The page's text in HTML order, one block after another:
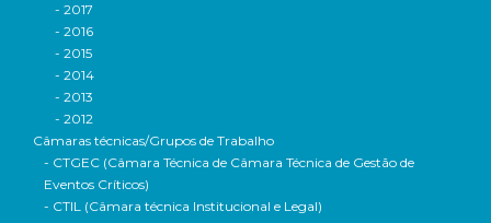
- 2017
- 2016
- 2015
- 2014
- 2013
- 2012
Câmaras técnicas/Grupos de Trabalho
- CTGEC (Câmara Técnica de Câmara Técnica de Gestão de
Eventos Críticos)
- CTIL (Câmara técnica Institucional e Legal)